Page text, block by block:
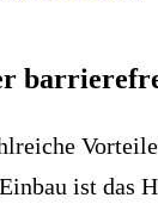
ist das